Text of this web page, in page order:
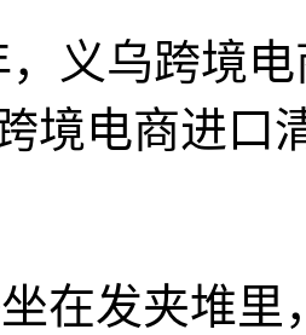
乌跨境电
境电商进口
在发夹堆里